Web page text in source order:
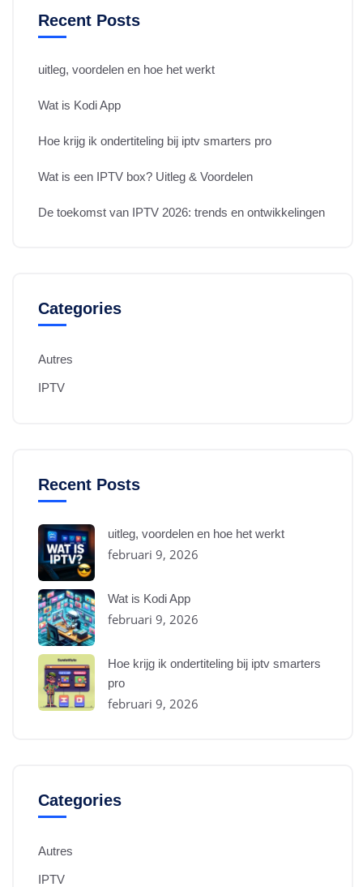
Recent Posts
uitleg, voordelen en hoe het werkt
Wat is Kodi App
Hoe krijg ik ondertiteling bij iptv smarters pro
Wat is een IPTV box? Uitleg & Voordelen
De toekomst van IPTV 2026: trends en ontwikkelingen
Categories
Autres
IPTV
Recent Posts
uitleg, voordelen en hoe het werkt
februari 9, 2026
Wat is Kodi App
februari 9, 2026
Hoe krijg ik ondertiteling bij iptv smarters
pro
februari 9, 2026
Categories
Autres
IPTV